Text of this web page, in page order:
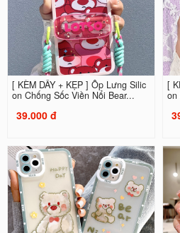
[ KÈM DÂY + KẸP ] Ốp Lưng Silic
on Chống Sốc Viền Nổi Bear...
39.000 đ
[
on